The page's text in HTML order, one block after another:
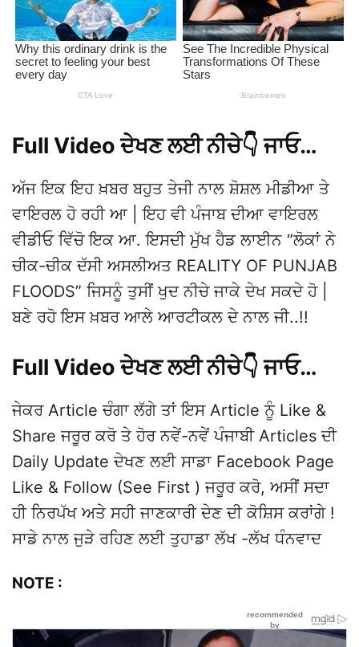
Full Video ਦੇਖਣ ਲਈ ਨੀਚੇ👇 ਜਾਓ…
ਅੱਜ ਇਕ ਇਹ ਖ਼ਬਰ ਬਹੁਤ ਤੇਜੀ ਨਾਲ ਸ਼ੋਸ਼ਲ ਮੀਡੀਆ ਤੇ
ਵਾਇਰਲ ਹੋ ਰਹੀ ਆ | ਇਹ ਵੀ ਪੰਜਾਬ ਦੀਆ ਵਾਇਰਲ
ਵੀਡੀਓ ਵਿੱਚੋ ਇਕ ਆ. ਇਸਦੀ ਮੁੱਖ ਹੈਡ ਲਾਈਨ “ਲੋਕਾਂ ਨੇ
ਚੀਕ-ਚੀਕ ਦੱਸੀ ਅਸਲੀਅਤ REALITY OF PUNJAB
FLOODS” ਜਿਸਨੂੰ ਤੁਸੀਂ ਖੁਦ ਨੀਚੇ ਜਾਕੇ ਦੇਖ ਸਕਦੇ ਹੋ |
ਬਣੇ ਰਹੋ ਇਸ ਖ਼ਬਰ ਆਲੇ ਆਰਟੀਕਲ ਦੇ ਨਾਲ ਜੀ..!!
Full Video ਦੇਖਣ ਲਈ ਨੀਚੇ👇 ਜਾਓ…
ਜੇਕਰ Article ਚੰਗਾ ਲੱਗੇ ਤਾਂ ਇਸ Article ਨੂੰ Like &
Share ਜਰੂਰ ਕਰੋ ਤੇ ਹੋਰ ਨਵੇਂ-ਨਵੇਂ ਪੰਜਾਬੀ Articles ਦੀ
Daily Update ਦੇਖਣ ਲਈ ਸਾਡਾ Facebook Page
Like & Follow (See First ) ਜਰੂਰ ਕਰੋ, ਅਸੀਂ ਸਦਾ
ਹੀ ਨਿਰਪੱਖ ਅਤੇ ਸਹੀ ਜਾਣਕਾਰੀ ਦੇਣ ਦੀ ਕੋਸ਼ਿਸ ਕਰਾਂਗੇ !
ਸਾਡੇ ਨਾਲ ਜੁੜੇ ਰਹਿਣ ਲਈ ਤੁਹਾਡਾ ਲੱਖ -ਲੱਖ ਧੰਨਵਾਦ
NOTE :